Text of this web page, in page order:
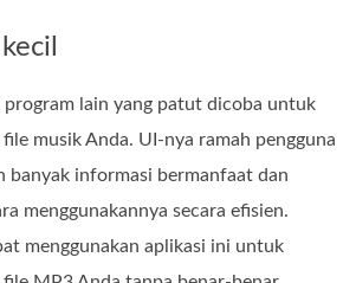
program lain yang patut dicoba untuk
musik Anda. UI-nya ramah pengguna
banyak informasi bermanfaat dan
menggunakannya secara efisien.
menggunakan aplikasi ini untuk